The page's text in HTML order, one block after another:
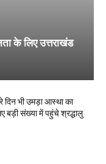
के लिए उत्तराखंड
दिन भी उमड़ा आस्था का
बड़ी संख्या में पहुंचे श्रद्धालु